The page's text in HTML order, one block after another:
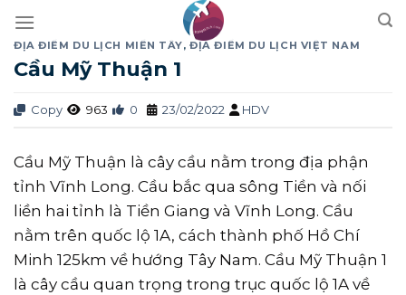
content
ĐỊA ĐIỂM DU LỊCH MIỀN TÂY,ĐỊA ĐIỂM DU LỊCH VIỆT NAM
Cầu Mỹ Thuận 1
Copy 963 0 23/02/2022 HDV
Cầu Mỹ Thuận là cây cầu nằm trong địa phận
tỉnh Vĩnh Long. Cầu bắc qua sông Tiền và nối
liền hai tỉnh là Tiền Giang và Vĩnh Long. Cầu
nằm trên quốc lộ 1A, cách thành phố Hồ Chí
Minh 125km về hướng Tây Nam. Cầu Mỹ Thuận 1
là cây cầu quan trọng trong trục quốc lộ 1A về